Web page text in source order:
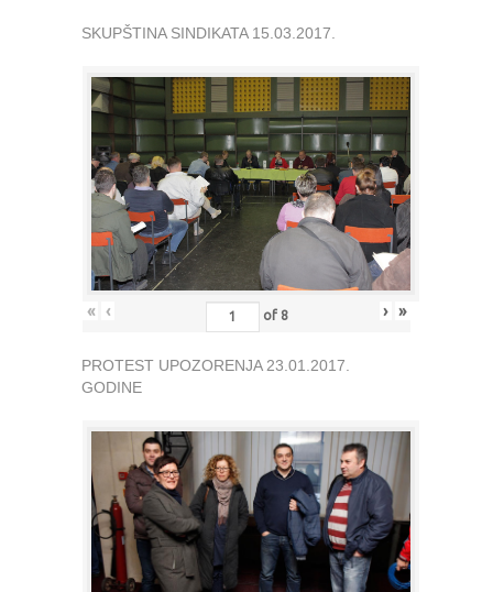
SKUPŠTINA SINDIKATA 15.03.2017.
« ‹ of 8 › »
PROTEST UPOZORENJA 23.01.2017.
GODINE